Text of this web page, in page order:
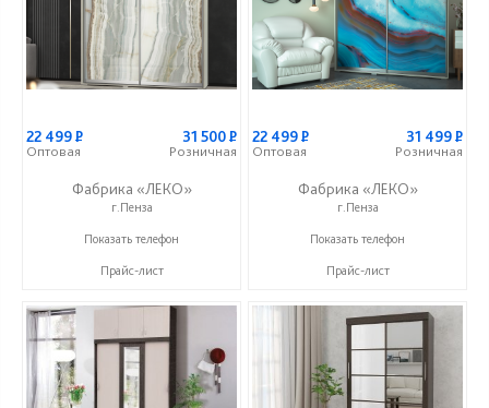
22 499Р
Оптовая
31 500Р
Розничная
Фабрика «ЛЕКО»
г.Пенза
+7 (800) 222-93-90
Показать телефон
Прайс-лист
22 499Р
Оптовая
31 499Р
Розничная
Фабрика «ЛЕКО»
г.Пенза
+7 (800) 222-93-90
Показать телефон
Прайс-лист